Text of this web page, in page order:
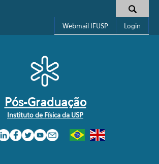
Formulário de busca
Webmail IFUSP Login
Pós-Graduação
Instituto de Física da USP